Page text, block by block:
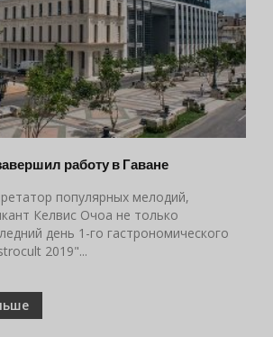
работу в Гаване
популярных мелодий,
Келвис Очоа не только
день 1-го гастрономического
2019"...